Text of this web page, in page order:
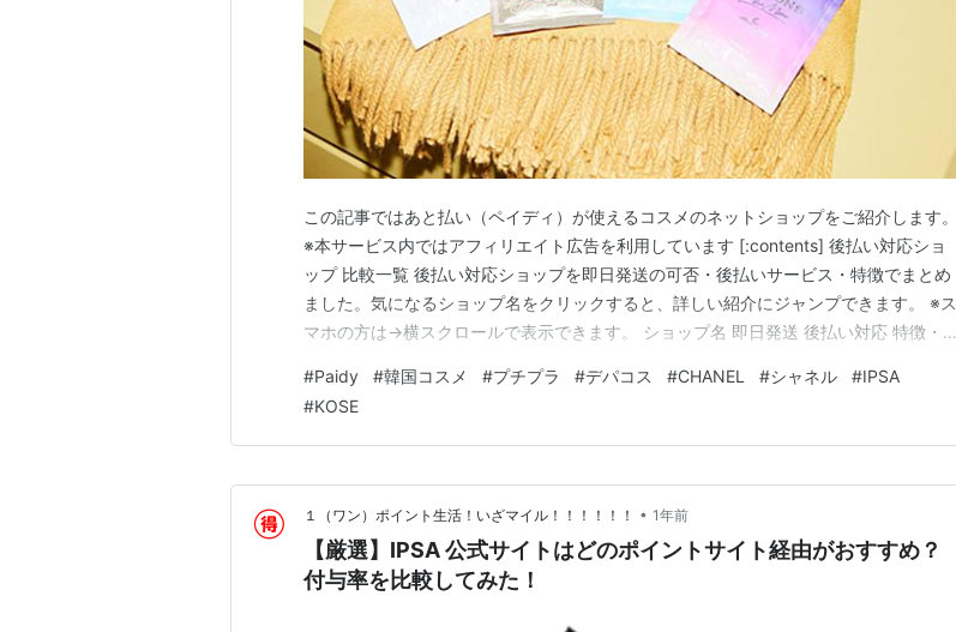
この記事ではあと払い（ペイディ）が使えるコスメのネットショップをご紹介します。
※本サービス内ではアフィリエイト広告を利用しています [:contents] 後払い対応ショ
ップ 比較一覧 後払い対応ショップを即日発送の可否・後払いサービス・特徴でまとめ
ました。気になるショップ名をクリックすると、詳しい紹介にジャンプできます。 ※ス
マホの方は→横スクロールで表示できます。 ショップ名 即日発送 後払い対応 特徴・
◎（Paidy） NOIN Beauty ◎（最短翌日） ◎（Paidy） NOIN…
#Paidy #韓国コスメ #プチプラ #デパコス #CHANEL #シャネル #IPSA
#KOSE
１（ワン）ポイント生活！いざマイル！！！！！！ • 1年前
【厳選】IPSA 公式サイトはどのポイントサイト経由がおすすめ？
付与率を比較してみた！